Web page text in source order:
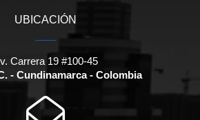
UBICACIÓN
Carrera 19 #100-45
- Cundinamarca - Colombia